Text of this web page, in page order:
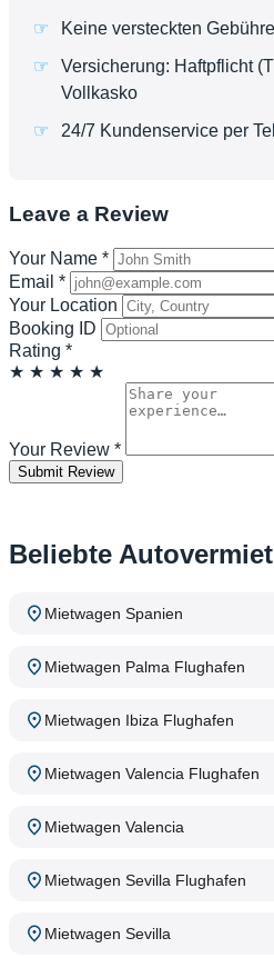
Keine versteckten
Versicherung: Haftpflicht
Vollkasko
24/7 Kundenservice per
Leave a Review
Your Name *
Email *
Your Location
Booking ID
Rating *
★ ★ ★ ★ ★
Your Review *
Submit Review
Beliebte
Mietwagen Spanien
Mietwagen Palma Flughafen
Mietwagen Ibiza Flughafen
Mietwagen Valencia Flughafen
Mietwagen Valencia
Mietwagen Sevilla Flughafen
Mietwagen Sevilla